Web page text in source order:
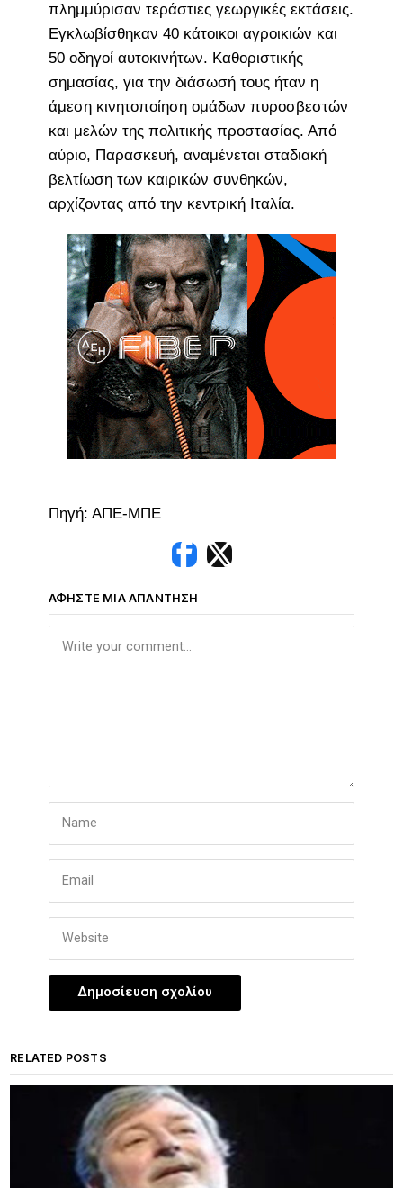
πλημμύρισαν τεράστιες γεωργικές εκτάσεις.
Εγκλωβίσθηκαν 40 κάτοικοι αγροικιών και
50 οδηγοί αυτοκινήτων. Καθοριστικής
σημασίας, για την διάσωσή τους ήταν η
άμεση κινητοποίηση ομάδων πυροσβεστών
και μελών της πολιτικής προστασίας. Από
αύριο, Παρασκευή, αναμένεται σταδιακή
βελτίωση των καιρικών συνθηκών,
αρχίζοντας από την κεντρική Ιταλία.
Πηγή: ΑΠΕ-ΜΠΕ
ΑΦΉΣΤΕ ΜΙΑ ΑΠΆΝΤΗΣΗ
RELATED POSTS